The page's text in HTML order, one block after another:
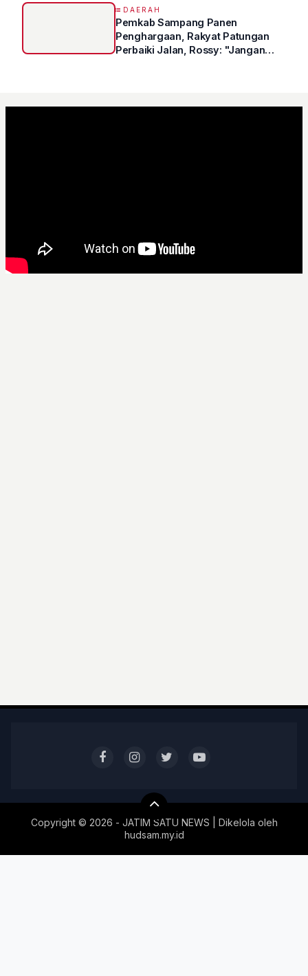
DAERAH
Pemkab Sampang Panen
Penghargaan, Rakyat Patungan
Perbaiki Jalan, Rossy: "Jangan
Copyright © 2026 - JATIM SATU NEWS | Dikelola oleh
hudsam.my.id